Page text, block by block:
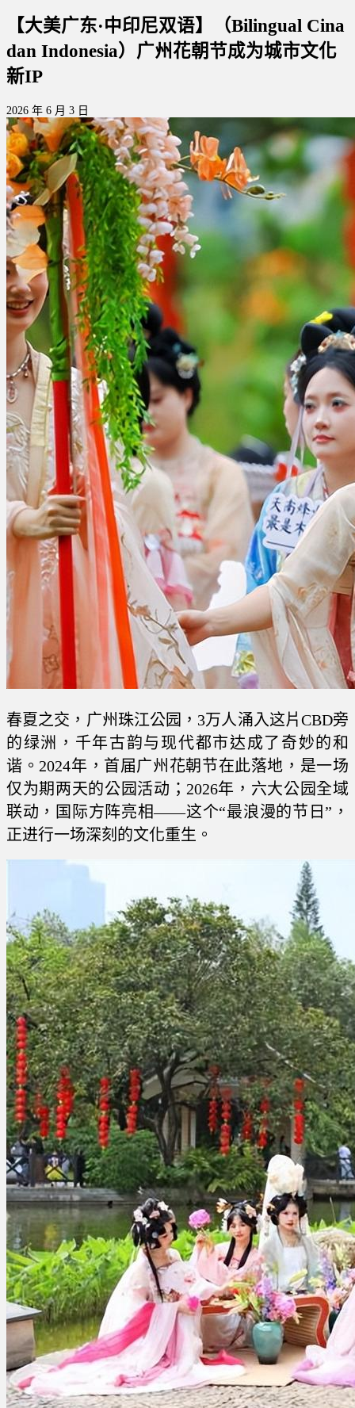
【大美广东·中印尼双语】（Bilingual Cina
dan Indonesia）广州花朝节成为城市文化
新IP
2026 年 6 月 3 日
春夏之交，广州珠江公园，3万人涌入这片CBD旁
的绿洲，千年古韵与现代都市达成了奇妙的和
谐。2024年，首届广州花朝节在此落地，是一场
仅为期两天的公园活动；2026年，六大公园全域
联动，国际方阵亮相——这个“最浪漫的节日”，
正进行一场深刻的文化重生。